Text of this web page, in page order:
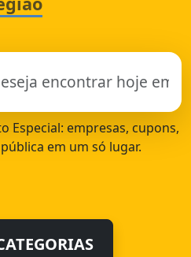
Especial: empresas, cupons,
em um só lugar.